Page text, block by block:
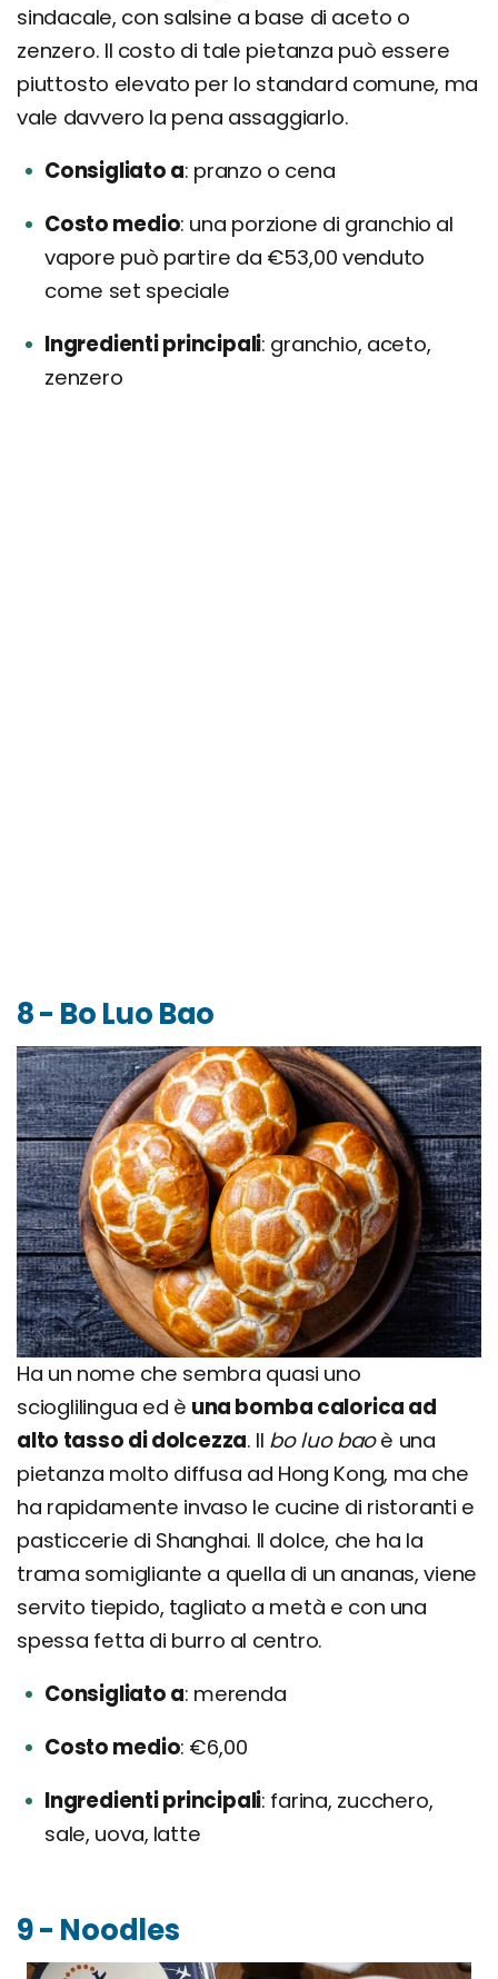
sindacale, con salsine a base di aceto o
zenzero. Il costo di tale pietanza può essere
piuttosto elevato per lo standard comune, ma
vale davvero la pena assaggiarlo.
Consigliato a pranzo o cena
Costo medio una porzione di granchio al
vapore può partire da €53,00 venduto
come set speciale
Ingredienti principali granchio, aceto,
zenzero
8 - Bo Luo Bao
Ha un nome che sembra quasi uno
scioglilingua ed è una bomba calorica ad
alto tasso di dolcezza. Il bo luo baoè una
pietanza molto diffusa ad Hong Kong, ma che
ha rapidamente invaso le cucine di ristoranti e
pasticcerie di Shanghai. Il dolce, che ha la
trama somigliante a quella di un ananas, viene
servito tiepido, tagliato a metà e con una
spessa fetta di burro al centro.
Consigliato a merenda
Costo medio €6,00
Ingredienti principali farina, zucchero,
sale, uova, latte
9 - Noodles